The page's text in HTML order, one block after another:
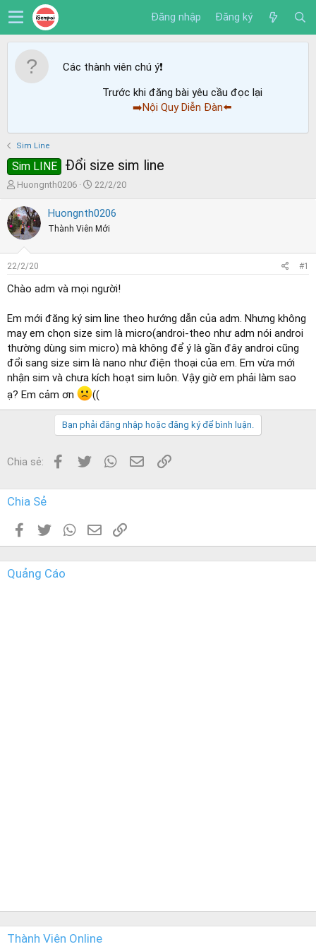
Đăng nhập Đăng ký
Các thành viên chú ý❗️
Trước khi đăng bài yêu cầu đọc lại
➡️Nội Quy Diễn Đàn⬅️
Sim Line
Sim LINE Đổi size sim line
T
r
e
a
d
s
t
a
e
r
Huongnth0206
N
à
g
22/2/20
Huongnth0206
Thành Viên Mới
22/2/20 #1
Chào adm và mọi người!
Em mới đăng ký sim line theo hướng dẫn của adm. Nhưng không
may em chọn size sim là micro(androi-theo như adm nói androi
thường dùng sim micro) mà không để ý là gần đây androi cũng
đổi sang size sim là nano như điện thoại của em. Em vừa mới
nhận sim và chưa kích hoạt sim luôn. Vậy giờ em phải làm sao
ạ? Em cảm ơn
((
Bạn phải đăng nhập hoặc đăng ký để bình luận.
Chia sẻ: Facebook
Twitter WhatsApp
EmailLink
Chia Sẻ
Facebook
TwitterWhatsApp
EmailLink
Quảng Cáo
Thành Viên Online